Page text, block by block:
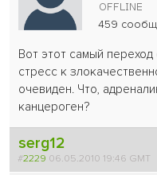
459
Вот этот самый
стресс к
очевиден. Что,
канцероген?
serg12
#2229 06.05.2010 19:46 GMT